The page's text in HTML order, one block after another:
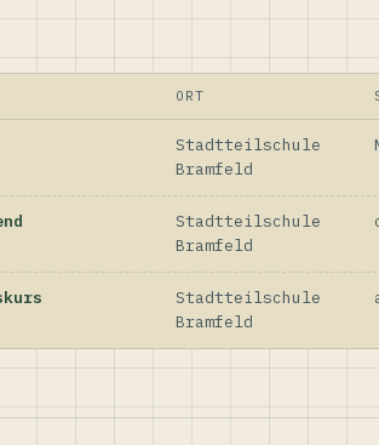
ORT
Stadtteilschule
Bramfeld
Stadtteilschule
Bramfeld
Stadtteilschule
Bramfeld